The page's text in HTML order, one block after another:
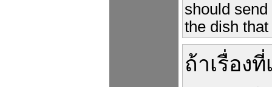
should
the dish
ถ้าเรื่องที่